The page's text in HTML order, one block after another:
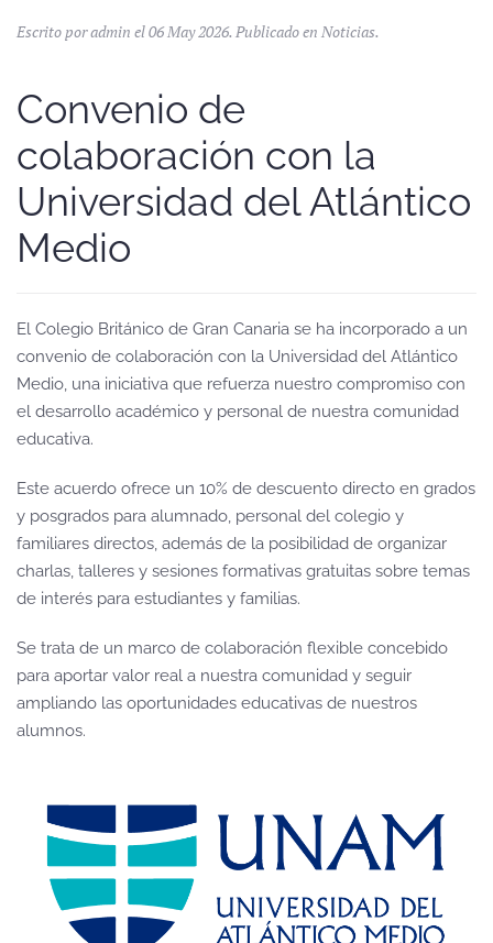
Escrito por admin el06 May 2026. Publicado en Noticias.
Convenio de
colaboración con la
Universidad del Atlántico
Medio
El Colegio Británico de Gran Canaria se ha incorporado a un
convenio de colaboración con la Universidad del Atlántico
Medio, una iniciativa que refuerza nuestro compromiso con
el desarrollo académico y personal de nuestra comunidad
educativa.
Este acuerdo ofrece un 10% de descuento directo en grados
y posgrados para alumnado, personal del colegio y
familiares directos, además de la posibilidad de organizar
charlas, talleres y sesiones formativas gratuitas sobre temas
de interés para estudiantes y familias.
Se trata de un marco de colaboración flexible concebido
para aportar valor real a nuestra comunidad y seguir
ampliando las oportunidades educativas de nuestros
alumnos.